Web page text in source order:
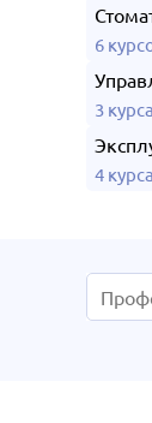
6
3 курса
4 курса